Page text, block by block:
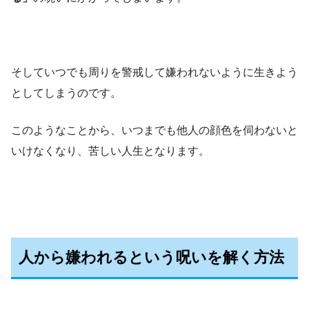
そしていつでも周りを警戒して嫌われないように生きよう
としてしまうのです。
このようなことから、いつまでも他人の顔色を伺わないと
いけなくなり、苦しい人生となります。
人から嫌われるという呪いを解く方法